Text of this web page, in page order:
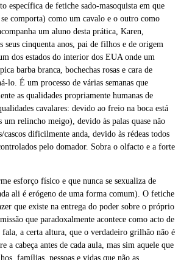
específica de fetiche sado-masoquista em que
comporta) como um cavalo e o outro como
um aluno desta prática, Karen,
seus cinquenta anos, pai de filhos e de origem
dos estados do interior dos EUA onde um
barba branca, bochechas rosas e cara de
lo. É um processo de várias semanas que
as qualidades propriamente humanas de
cavalares: devido ao freio na boca está
um relincho meigo), devido às palas quase não
cascos dificilmente anda, devido às rédeas todos
pelo domador. Sobra o olfacto e a forte
esforço físico e que nunca se sexualiza de
ali é erógeno de uma forma comum). O fetiche
que existe na entrega do poder sobre o próprio
que paradoxalmente acontece como acto de
a certa altura, que o verdadeiro grilhão não é
a cabeça antes de cada aula, mas sim aquele que
famílias, pessoas e vidas que não as